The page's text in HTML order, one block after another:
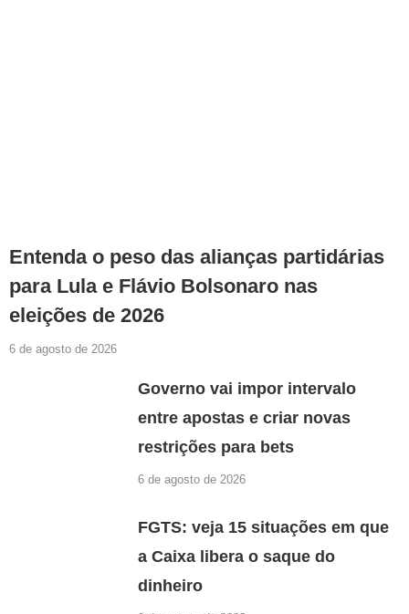
Entenda o peso das alianças partidárias
para Lula e Flávio Bolsonaro nas
eleições de 2026
6 de agosto de 2026
Governo vai impor intervalo
entre apostas e criar novas
restrições para bets
6 de agosto de 2026
FGTS: veja 15 situações em que
a Caixa libera o saque do
dinheiro